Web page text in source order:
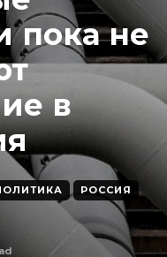
пока не
в
РОССИЯ